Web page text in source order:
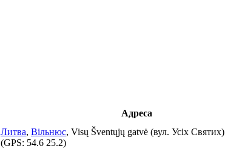
Адреса
Литва, Вільнюс, Visų Šventųjų gatvė (вул. Усіх Святих)
(GPS: 54.6 25.2)